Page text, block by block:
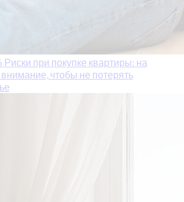
Риски при покупке квартиры: на
внимание, чтобы не потерять